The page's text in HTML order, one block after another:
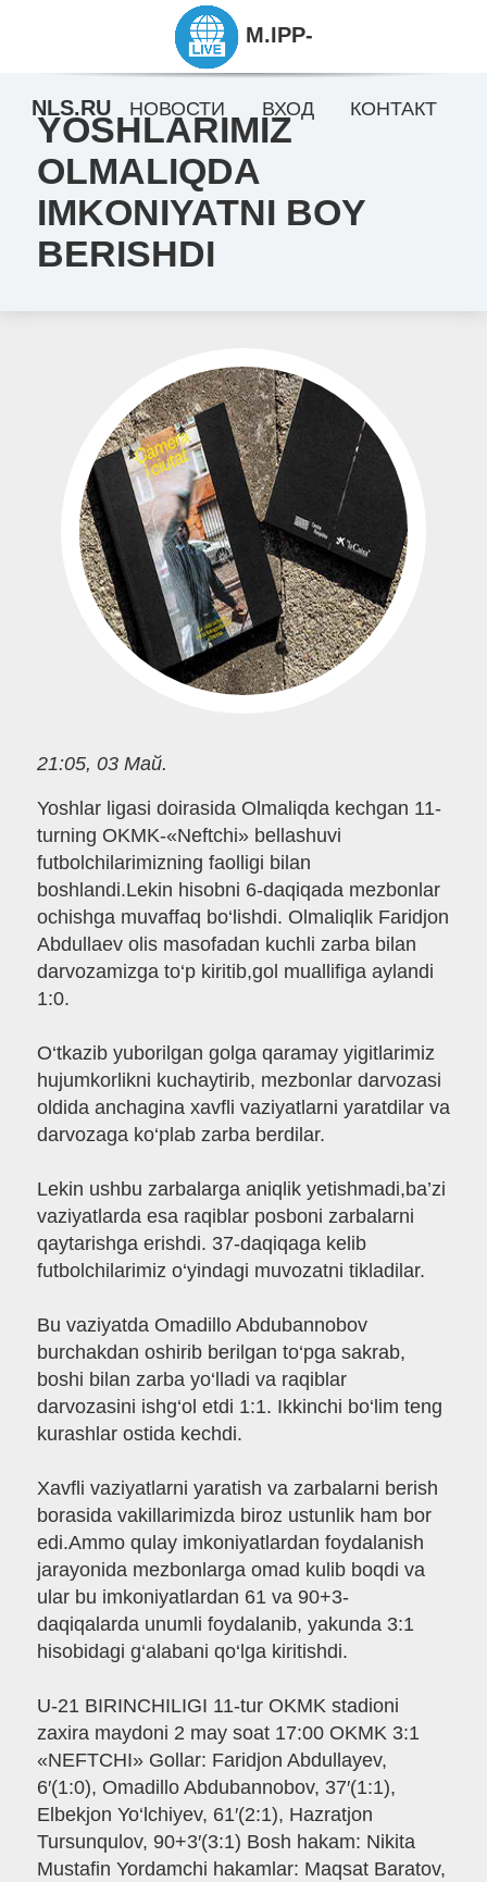
YOSHLARIMIZ
OLMALIQDA
IMKONIYATNI BOY
BERISHDI
21:05, 03 Май.
Yoshlar ligasi doirasida Olmaliqda kechgan 11-
turning OKMK-«Neftchi» bellashuvi
futbolchilarimizning faolligi bilan
boshlandi.Lekin hisobni 6-daqiqada mezbonlar
ochishga muvaffaq bo‘lishdi. Olmaliqlik Faridjon
Abdullaev olis masofadan kuchli zarba bilan
darvozamizga to‘p kiritib,gol muallifiga aylandi
1:0.
O‘tkazib yuborilgan golga qaramay yigitlarimiz
hujumkorlikni kuchaytirib, mezbonlar darvozasi
oldida anchagina xavfli vaziyatlarni yaratdilar va
darvozaga ko‘plab zarba berdilar.
Lekin ushbu zarbalarga aniqlik yetishmadi,ba’zi
vaziyatlarda esa raqiblar posboni zarbalarni
qaytarishga erishdi. 37-daqiqaga kelib
futbolchilarimiz o‘yindagi muvozatni tikladilar.
Bu vaziyatda Omadillo Abdubannobov
burchakdan oshirib berilgan to‘pga sakrab,
boshi bilan zarba yo‘lladi va raqiblar
darvozasini ishg‘ol etdi 1:1. Ikkinchi bo‘lim teng
kurashlar ostida kechdi.
Xavfli vaziyatlarni yaratish va zarbalarni berish
borasida vakillarimizda biroz ustunlik ham bor
edi.Ammo qulay imkoniyatlardan foydalanish
jarayonida mezbonlarga omad kulib boqdi va
ular bu imkoniyatlardan 61 va 90+3-
daqiqalarda unumli foydalanib, yakunda 3:1
hisobidagi g‘alabani qo‘lga kiritishdi.
U-21 BIRINCHILIGI 11-tur OKMK stadioni
zaxira maydoni 2 may soat 17:00 OKMK 3:1
«NEFTCHI» Gollar: Faridjon Abdullayev,
6′(1:0), Omadillo Abdubannobov, 37′(1:1),
Elbekjon Yo‘lchiyev, 61′(2:1), Hazratjon
Tursunqulov, 90+3′(3:1) Bosh hakam: Nikita
Mustafin Yordamchi hakamlar: Maqsat Baratov,
M.IPP-
NLS.RU НОВОСТИ ВХОД КОНТАКТ